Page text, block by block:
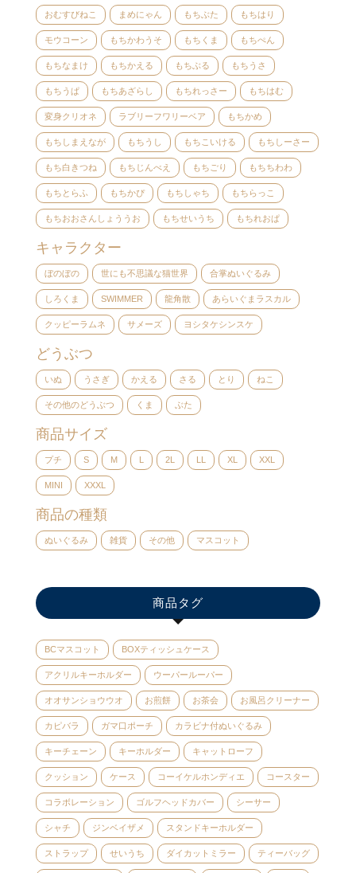
おむすびねこ まめにゃん もちぶた もちはり
モウコーン もちかわうそ もちくま もちぺん
もちなまけ もちかえる もちぶる もちうさ
もちうぱ もちあざらし もちれっさー もちはむ
変身クリオネ ラブリーフワリーベア もちかめ
もちしまえなが もちうし もちこいける もちしーさー
もち白きつね もちじんべえ もちごり もちちわわ
もちとらふ もちかぴ もちしゃち もちらっこ
もちおおさんしょううお もちせいうち もちれおぱ
キャラクター
ぼのぼの 世にも不思議な猫世界 合掌ぬいぐるみ
しろくま SWIMMER 龍角散 あらいぐまラスカル
クッピーラムネ サメーズ ヨシタケシンスケ
どうぶつ
いぬ うさぎ かえる さる とり ねこ
その他のどうぶつ くま ぶた
商品サイズ
プチ S M 2L XL XXL
MINI XXXL
商品の種類
ぬいぐるみ 雑貨 その他 マスコット
商品タグ
BCマスコット BOXティッシュケース
アクリルキーホルダー ウーパールーパー
オオサンショウウオ お煎餅 お茶会 お風呂クリーナー
カピバラ ガマ口ポーチ カラビナ付ぬいぐるみ
キーチェーン キーホルダー キャットローフ
クッション ケース コーイケルホンディエ コースター
コラボレーション ゴルフヘッドカバー シーサー
シャチ ジンベイザメ スタンドキーホルダー
ストラップ せいうち ダイカットミラー ティーバッグ